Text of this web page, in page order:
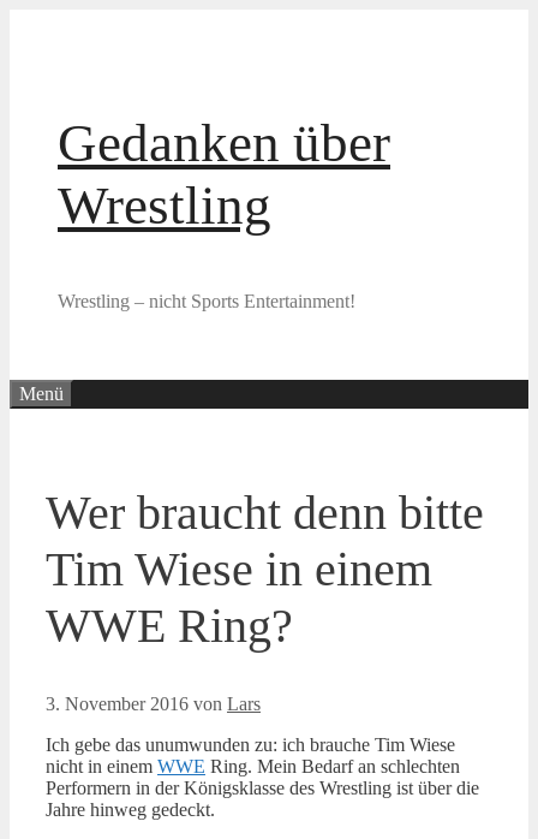
Gedanken über
Wrestling
Wrestling – nicht Sports Entertainment!
Menü
Wer braucht denn bitte
Tim Wiese in einem
WWE Ring?
3. November 2016 von Lars
Ich gebe das unumwunden zu: ich brauche Tim Wiese
nicht in einem WWE Ring. Mein Bedarf an schlechten
Performern in der Königsklasse des Wrestling ist über die
Jahre hinweg gedeckt.